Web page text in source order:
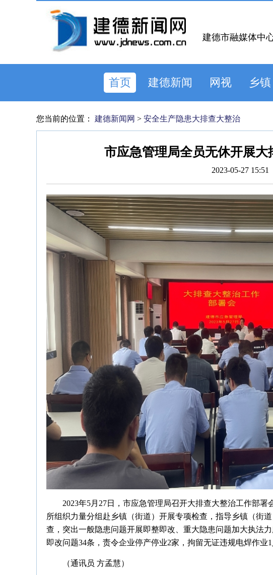
建德市融媒体中
首页 建德新闻 网视 乡镇
您当前的位置： 建德新闻网 > 安全生产隐患大排查大整治
市应急管理局全员无休开展
2023-05-27 15:51
2023年5月27日，市应急管理局召开大排查大整治工作部
所组织力量分组赴乡镇（街道）开展专项检查，指导乡镇（街
查，突出一般隐患问题开展即整即改、重大隐患问题加大执法
即改问题34条，责令企业停产停业2家，拘留无证违规电焊作业1
（通讯员 方孟慧）